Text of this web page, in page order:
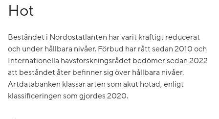
Hot
Beståndet i Nordostatlanten har varit kraftigt reducerat
och under hållbara nivåer. Förbud har rått sedan 2010 och
Internationella havsforskningsrådet bedömer sedan 2022
att beståndet åter befinner sig över hållbara nivåer.
Artdatabanken klassar arten som akut hotad, enligt
klassificeringen som gjordes 2020.